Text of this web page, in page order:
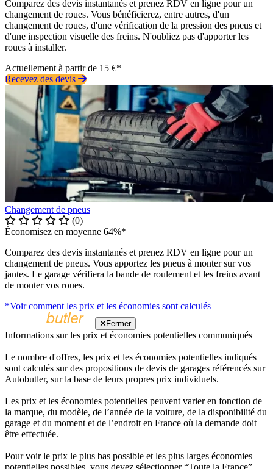
Comparez des devis instantanés et prenez RDV en ligne pour un
changement de roues. Vous bénéficierez, entre autres, d'un
changement de roues, d'une vérification de la pression des pneus et
d'une inspection visuelle des freins. N'oubliez pas d'apporter les
roues à installer.
Actuellement à partir de 15 €*
Recevez des devis
Changement de pneus
(0)
Économisez en moyenne 64%*
Comparez des devis instantanés et prenez RDV en ligne pour un
changement de pneus. Vous apportez les pneus à monter sur vos
jantes. Le garage vérifiera la bande de roulement et les freins avant
de monter vos roues.
*Voir comment les prix et les économies sont calculés
Fermer
Informations sur les prix et économies potentielles communiqués
Le nombre d'offres, les prix et les économies potentielles indiqués
sont calculés sur des propositions de devis de garages référencés sur
Autobutler, sur la base de leurs propres prix individuels.
Les prix et les économies potentielles peuvent varier en fonction de
la marque, du modèle, de l’année de la voiture, de la disponibilité du
garage et du moment et de l’endroit en France où la demande doit
être effectuée.
Pour voir le prix le plus bas possible et les plus larges économies
potentielles possibles, vous devez sélectionner “Toute la France”